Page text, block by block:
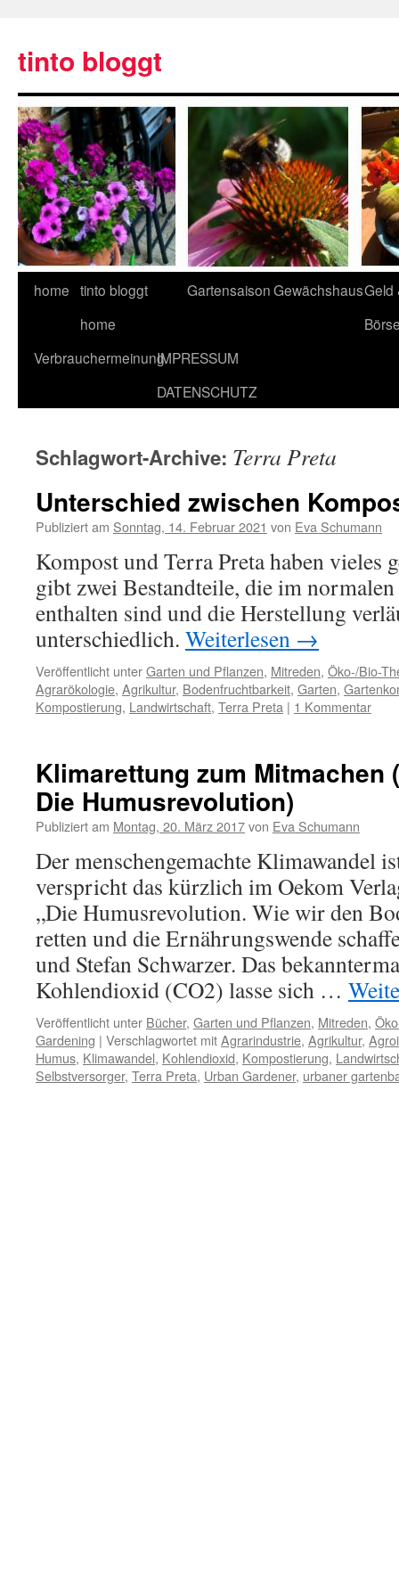
tinto bloggt
home tinto bloggt
home
GartensaisonGewächshausGeld
VerbrauchermeinungIMPRESSUM
DATENSCHUTZ
Schlagwort-Archive: Terra Preta
Unterschied zwischen
Publiziert am Sonntag, 14. Februar 2021 von Eva Schumann
Kompost und Terra Preta haben vieles
gibt zwei Bestandteile, die im
enthalten sind und die Herstellung
unterschiedlich. Weiterlesen →
Veröffentlicht unterGarten und Pflanzen, Mitreden, Öko-/Bio-
Agrarökologie, Agrikultur, Bodenfruchtbarkeit, Garten,
Kompostierung, Landwirtschaft, Terra Preta | 1 Kommentar
Klimarettung zum
Die Humusrevolution)
Publiziert am Montag, 20. März 2017von Eva Schumann
Der menschengemachte Klimawandel
verspricht das kürzlich im Oekom
„Die Humusrevolution. Wie wir den
retten und die Ernährungswende
und Stefan Schwarzer. Das
Kohlendioxid (CO2) lasse sich …
Veröffentlicht unter Bücher, Garten und Pflanzen, Mitreden,
Gardening | Verschlagwortet mitAgrarindustrie, Agrikultur,
Humus, Klimawandel, Kohlendioxid, Kompostierung,
Selbstversorger, Terra Preta, Urban Gardener, urbaner